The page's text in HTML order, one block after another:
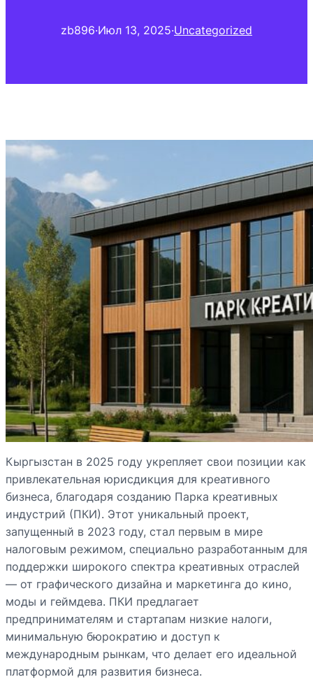
zb896·Июл 13, 2025·Uncategorized
Кыргызстан в 2025 году укрепляет свои позиции как
привлекательная юрисдикция для креативного
бизнеса, благодаря созданию Парка креативных
индустрий (ПКИ). Этот уникальный проект,
запущенный в 2023 году, стал первым в мире
налоговым режимом, специально разработанным для
поддержки широкого спектра креативных отраслей
— от графического дизайна и маркетинга до кино,
моды и геймдева. ПКИ предлагает
предпринимателям и стартапам низкие налоги,
минимальную бюрократию и доступ к
международным рынкам, что делает его идеальной
платформой для развития бизнеса.